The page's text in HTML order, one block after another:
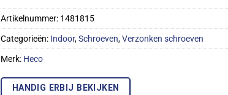
Artikelnummer: 1481815
Categorieën: Indoor,Schroeven,Verzonken schroeven
Merk: Heco
HANDIG ERBIJ BEKIJKEN